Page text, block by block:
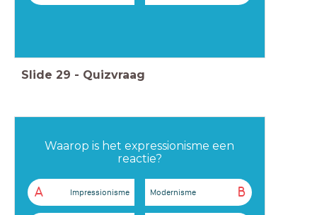
Slide 29 - Quizvraag
Waarop is het expressionisme een
reactie?
A Impressionisme B
Modernisme